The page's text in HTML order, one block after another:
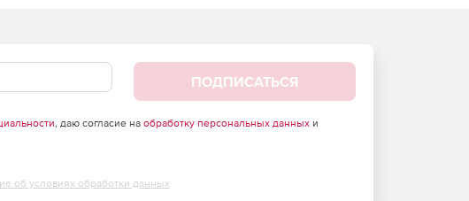
ПОДПИСАТЬСЯ
, даю согласие на обработку персональных данныхи
об условиях обработки данных